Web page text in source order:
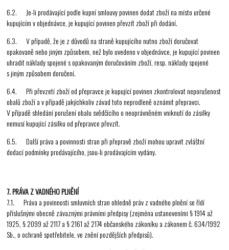
6.2. Je-li prodávající podle kupní smlouvy povinen dodat zboží na místo určené
kupujícím v objednávce, je kupující povinen převzít zboží při dodání.
6.3. V případě, že je z důvodů na straně kupujícího nutno zboží doručovat
opakovaně nebo jiným způsobem, než bylo uvedeno v objednávce, je kupující povinen
uhradit náklady spojené s opakovaným doručováním zboží, resp. náklady spojené
s jiným způsobem doručení.
6.4. Při převzetí zboží od přepravce je kupující povinen zkontrolovat neporušenost
obalů zboží a v případě jakýchkoliv závad toto neprodleně oznámit přepravci.
V případě shledání porušení obalu svědčícího o neoprávněném vniknutí do zásilky
nemusí kupující zásilku od přepravce převzít.
6.5. Další práva a povinnosti stran při přepravě zboží mohou upravit zvláštní
dodací podmínky prodávajícího, jsou-li prodávajícím vydány.
7. PRÁVA Z VADNÉHO PLNĚNÍ
7.1. Práva a povinnosti smluvních stran ohledně práv z vadného plnění se řídí
příslušnými obecně závaznými právními předpisy (zejména ustanoveními § 1914 až
1925, § 2099 až 2117 a § 2161 až 2174 občanského zákoníku a zákonem č. 634/1992
Sb., o ochraně spotřebitele, ve znění pozdějších předpisů).